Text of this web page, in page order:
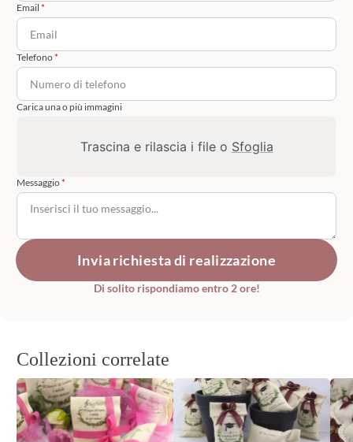
Email
Telefono
Carica una o più immagini
Trascina e rilascia i file o Sfoglia
Messaggio
Invia richiesta di realizzazione
Di solito rispondiamo entro 2 ore!
Collezioni correlate